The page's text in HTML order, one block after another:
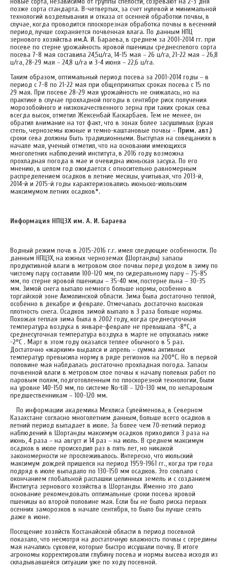
позже сорта стандарта. В-четвертых, за счет нулевой и минимальной
технологий возделывания и отказа от осенней обработки почвы, в
случае, когда проводится плоскорезная обработка почвы в весенний
период, лучше сохраняется почвенная влага. По данным НПЦ
зернового хозяйства им.А. И. Бараева, в среднем за 2001-2014 гг. при
посеве по стерне урожайность яровой пшеницы среднеспелого сорта
посева 7-8 мая составила 24,5ц/га, 14-15 мая – 26 ц/га, 21-22 мая – 26,8
ц/га, 28-29 мая – 24,8 ц/га и 3-4 июня – 22,6 ц/га.
Таким образом, оптимальный период посева за 2001-2014 годы – в
период с 7-8 по 21-22 мая при общепринятых сроках посева с 15 по
29 мая. При посеве 28-29 мая урожайность не снижалась, но на
практике в случае прохладной погоды в сентябре риск получения
морозобойного и низкокачественного зерна при таких сроках сева
всегда высок, отметил Жексенбай Каскарбаев. Тем не менее, он
обратил внимание на тот факт, что в зонах более засушливых (сухая
степь, черноземы южные и темно-каштановые почвы – Прим. авт.)
сроки сева должны быть традиционными. Выступая на совещаниях в
начале мая, ученый отметил, что на основании имеющихся
многолетних наблюдений института, в 2016 году возможна
прохладная погода в мае и очевидна июньская засуха. По его
мнению, в целом год ожидается с относительно равномерным
распределением осадков в летние месяцы, учитывая, что 2013-й,
2014-й и 2015-й годы характеризовались июньско-июльским
максимумом летних осадков*.
Информация НПЦЗХ им. А. И. Бараева
Водный режим почв в 2015-2016 г.г. имел следующие особенности. По
данным НПЦЗХ, на южных черноземах (Шортанды) запасы
продуктивной влаги в метровом слое почвы перед уходом в зиму по
чистому пару составили 100-120 мм, по сидеральному пару – 75-85
мм, по стерне яровой пшеницы – 35-40 мм, постерне льна – 30-35
мм. Зимой снега выпало немного больше нормы, особенно в
торгайской зоне Акмолинской области. Зима была достаточно теплой,
особенно в декабре и феврале. Отмечалась достаточно высокая
плотность снега. Осадков зимой выпало в 3 раза больше нормы.
Похожая теплая зима была в 2002 году, когда среднесуточная
температура воздуха в январе-феврале не превышала -8°С, а
среднесуточная температура воздуха в марте не опускалась ниже
-2°С . Март в этом году оказался теплее обычного в 5 раз.
Достаточно «жарким» выдался и апрель – сумма активных
температур превысила норму в ряде регионов на 200°С. Но в первой
половине мая наблдалась достаточно прохладная погода. Запасы
почвенной влаги в метровом слое почвы к началу полевых работ по
паровым полям, подготовленным по плоскорезной технологии, были
на уровне 140-150 мм, по системе No-till – 120-130 мм, по непаровым
предшественникам – 100-120 мм.
По информации академика Мехлиса Сулейменова, в Северном
Казахстане согласно многолетним данным, больше всего осадков в
летний период выпадает в июле. За более чем 70-летний период
наблюдений в Шортанды максимум осадков приходился 3 раза на
июнь, 4 раза – на август и 14 раз – на июль. В среднем максимум
осадков в июле происходил раз в пять лет, но никакой
закономерности не прослеживалось. Интересно, что июльский
максимум дождей пришелся на период 1959-1961 гг., когда три года
подряд в июле выпадало по 130-150 мм осадков. Это совпало с
окончанием глобальной распашки целинных земель и с созданием
Института зернового хозяйства в Шортанды. Именно это дало
основание рекомендовать оптимальные сроки посева яровой
пшеницы во второй половине мая. Если бы не было риска первых
осенних заморозков в начале сентября, то было бы лучше сеять
даже в июне.
Посещение хозяйств Костанайской области в период посевной
показало, что несмотря на достаточную влажность почвы с середины
мая начались суховеи, которые быстро иссушали почву. В итоге
агрономы корректировали глубину посева и нормы высева исходя из
складывавшейся ситуации уже по ходу посевной.